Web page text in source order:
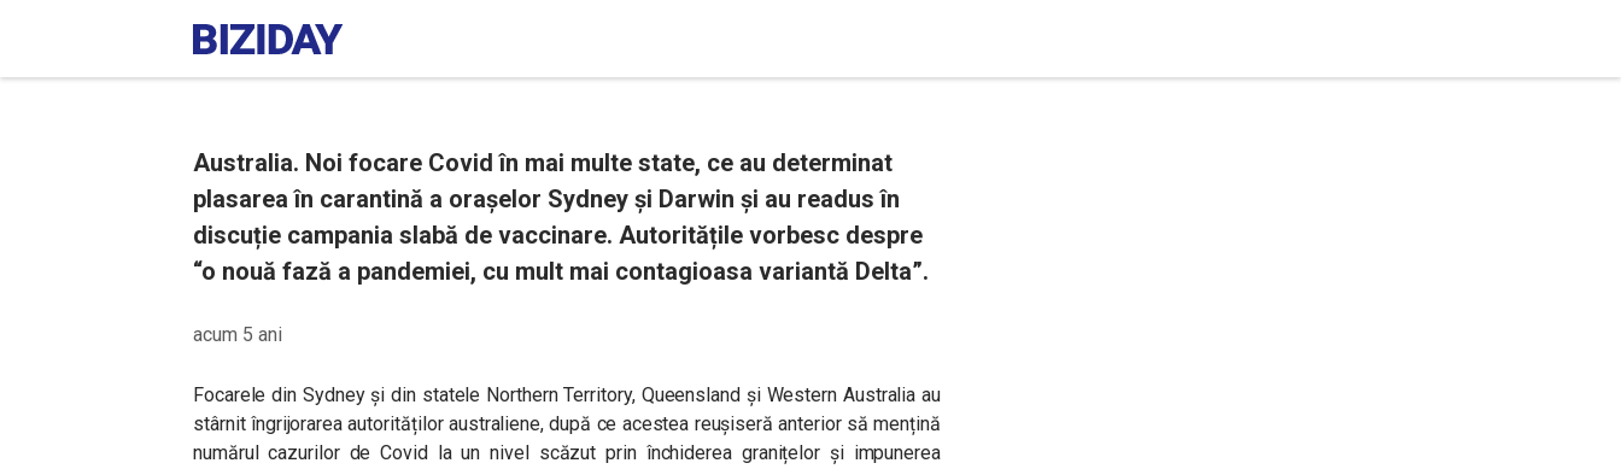
Australia. Noi focare Covid în mai multe state, ce au determinat
plasarea în carantină a orașelor Sydney și Darwin și au readus în
discuție campania slabă de vaccinare. Autoritățile vorbesc despre
“o nouă fază a pandemiei, cu mult mai contagioasa variantă Delta”.
acum 5 ani
Focarele din Sydney și din statele Northern Territory, Queensland și Western Australia au
stârnit îngrijorarea autorităților australiene, după ce acestea reușiseră anterior să mențină
numărul cazurilor de Covid la un nivel scăzut prin închiderea granițelor și impunerea